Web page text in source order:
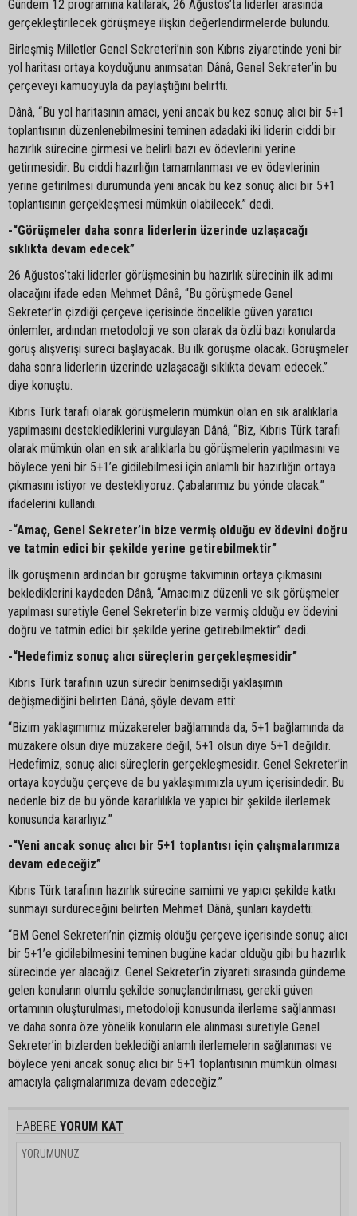
Gündem 12 programına katılarak, 26 Ağustos’ta liderler arasında
gerçekleştirilecek görüşmeye ilişkin değerlendirmelerde bulundu.
Birleşmiş Milletler Genel Sekreteri’nin son Kıbrıs ziyaretinde yeni bir
yol haritası ortaya koyduğunu anımsatan Dânâ, Genel Sekreter’in bu
çerçeveyi kamuoyuyla da paylaştığını belirtti.
Dânâ, “Bu yol haritasının amacı, yeni ancak bu kez sonuç alıcı bir 5+1
toplantısının düzenlenebilmesini teminen adadaki iki liderin ciddi bir
hazırlık sürecine girmesi ve belirli bazı ev ödevlerini yerine
getirmesidir. Bu ciddi hazırlığın tamamlanması ve ev ödevlerinin
yerine getirilmesi durumunda yeni ancak bu kez sonuç alıcı bir 5+1
toplantısının gerçekleşmesi mümkün olabilecek.” dedi.
-“Görüşmeler daha sonra liderlerin üzerinde uzlaşacağı
sıklıkta devam edecek”
26 Ağustos’taki liderler görüşmesinin bu hazırlık sürecinin ilk adımı
olacağını ifade eden Mehmet Dânâ, “Bu görüşmede Genel
Sekreter’in çizdiği çerçeve içerisinde öncelikle güven yaratıcı
önlemler, ardından metodoloji ve son olarak da özlü bazı konularda
görüş alışverişi süreci başlayacak. Bu ilk görüşme olacak. Görüşmeler
daha sonra liderlerin üzerinde uzlaşacağı sıklıkta devam edecek.”
diye konuştu.
Kıbrıs Türk tarafı olarak görüşmelerin mümkün olan en sık aralıklarla
yapılmasını desteklediklerini vurgulayan Dânâ, “Biz, Kıbrıs Türk tarafı
olarak mümkün olan en sık aralıklarla bu görüşmelerin yapılmasını ve
böylece yeni bir 5+1’e gidilebilmesi için anlamlı bir hazırlığın ortaya
çıkmasını istiyor ve destekliyoruz. Çabalarımız bu yönde olacak.”
ifadelerini kullandı.
-“Amaç, Genel Sekreter’in bize vermiş olduğu ev ödevini doğru
ve tatmin edici bir şekilde yerine getirebilmektir”
İlk görüşmenin ardından bir görüşme takviminin ortaya çıkmasını
beklediklerini kaydeden Dânâ, “Amacımız düzenli ve sık görüşmeler
yapılması suretiyle Genel Sekreter’in bize vermiş olduğu ev ödevini
doğru ve tatmin edici bir şekilde yerine getirebilmektir.” dedi.
-“Hedefimiz sonuç alıcı süreçlerin gerçekleşmesidir”
Kıbrıs Türk tarafının uzun süredir benimsediği yaklaşımın
değişmediğini belirten Dânâ, şöyle devam etti:
“Bizim yaklaşımımız müzakereler bağlamında da, 5+1 bağlamında da
müzakere olsun diye müzakere değil, 5+1 olsun diye 5+1 değildir.
Hedefimiz, sonuç alıcı süreçlerin gerçekleşmesidir. Genel Sekreter’in
ortaya koyduğu çerçeve de bu yaklaşımımızla uyum içerisindedir. Bu
nedenle biz de bu yönde kararlılıkla ve yapıcı bir şekilde ilerlemek
konusunda kararlıyız.”
-“Yeni ancak sonuç alıcı bir 5+1 toplantısı için çalışmalarımıza
devam edeceğiz”
Kıbrıs Türk tarafının hazırlık sürecine samimi ve yapıcı şekilde katkı
sunmayı sürdüreceğini belirten Mehmet Dânâ, şunları kaydetti:
“BM Genel Sekreteri’nin çizmiş olduğu çerçeve içerisinde sonuç alıcı
bir 5+1’e gidilebilmesini teminen bugüne kadar olduğu gibi bu hazırlık
sürecinde yer alacağız. Genel Sekreter’in ziyareti sırasında gündeme
gelen konuların olumlu şekilde sonuçlandırılması, gerekli güven
ortamının oluşturulması, metodoloji konusunda ilerleme sağlanması
ve daha sonra öze yönelik konuların ele alınması suretiyle Genel
Sekreter’in bizlerden beklediği anlamlı ilerlemelerin sağlanması ve
böylece yeni ancak sonuç alıcı bir 5+1 toplantısının mümkün olması
amacıyla çalışmalarımıza devam edeceğiz.”
HABERE YORUM KAT